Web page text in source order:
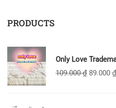
PRODUCTS
Only Love
109.000₫ 89.000 ₫